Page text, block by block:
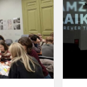
Lietuvos
archyvo